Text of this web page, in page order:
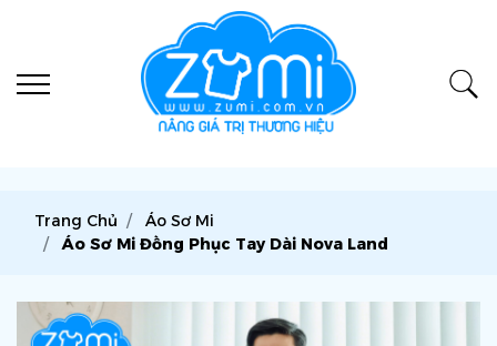
Trang Chủ
Áo Sơ Mi
Áo Sơ Mi Đồng Phục Tay Dài Nova Land